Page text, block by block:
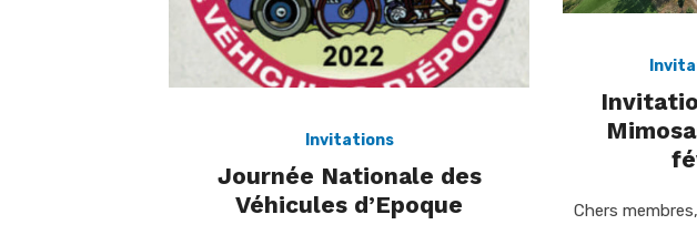
Invitations
Journée Nationale des
Véhicules d’Epoque
Chers membres,